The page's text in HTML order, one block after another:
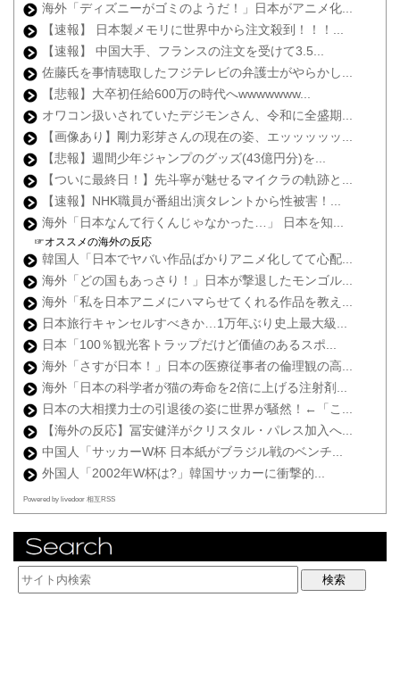
海外「ディズニーがゴミのようだ！」日本がアニメ化...
【速報】 日本製メモリに世界中から注文殺到！！！...
【速報】 中国大手、フランスの注文を受けて3.5...
佐藤氏を事情聴取したフジテレビの弁護士がやらかし...
【悲報】大卒初任給600万の時代へwwwwwww...
オワコン扱いされていたデジモンさん、令和に全盛期...
【画像あり】剛力彩芽さんの現在の姿、エッッッッッ...
【悲報】週間少年ジャンプのグッズ(43億円分)を...
【ついに最終日！】先斗寧が魅せるマイクラの軌跡と...
【速報】NHK職員が番組出演タレントから性被害！...
海外「日本なんて行くんじゃなかった…」 日本を知...
☞オススメの海外の反応
韓国人「日本でヤバい作品ばかりアニメ化してて心配...
海外「どの国もあっさり！」日本が撃退したモンゴル...
海外「私を日本アニメにハマらせてくれる作品を教え...
日本旅行キャンセルすべきか…1万年ぶり史上最大級...
日本「100％観光客トラップだけど価値のあるスポ...
海外「さすが日本！」日本の医療従事者の倫理観の高...
海外「日本の科学者が猫の寿命を2倍に上げる注射剤...
日本の大相撲力士の引退後の姿に世界が騒然！←「こ...
【海外の反応】冨安健洋がクリスタル・パレス加入へ...
中国人「サッカーW杯 日本紙がブラジル戦のベンチ...
外国人「2002年W杯は?」韓国サッカーに衝撃的...
Powered by livedoor 相互RSS